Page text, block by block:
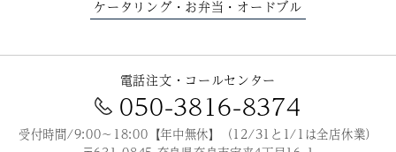
ケータリング ・ お弁当 ・ オードブル
電話注文・コールセンター
050-3816-8374
受付時間/9:00～18:00【年中無休】（12/31と1/1は全店休業）